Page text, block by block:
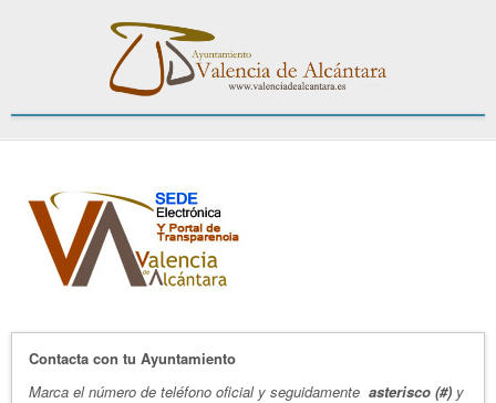
Contacta con tu Ayuntamiento
Marca el número de teléfono oficial y seguidamente asterisco (#) y